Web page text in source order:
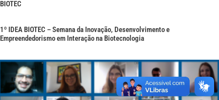
BIOTEC
1º IDEA BIOTEC – Semana da Inovação, Desenvolvimento e
Empreendedorismo em Interação na Biotecnologia